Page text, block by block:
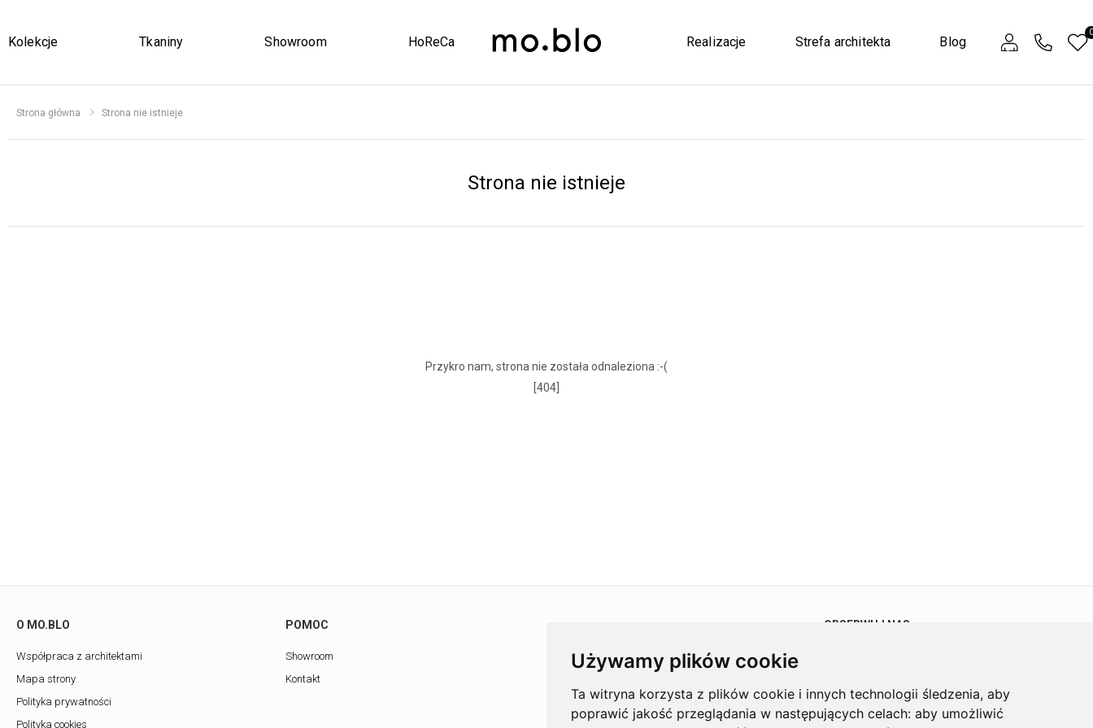
Używamy plików cookie
Ta witryna korzysta z plików cookie i innych technologii śledzenia, aby
poprawić jakość przeglądania w następujących celach: aby umożliwić
Kolekcje Tkaniny Showroom HoReCa Realizacje Strefa architekta Blog
0
Strona główna Strona nie istnieje
Strona nie istnieje
Przykro nam, strona nie została odnaleziona :-(
[404]
O MO.BLO
Współpraca z architektami
Mapa strony
Polityka prywatności
Polityka cookies
POMOC
Showroom
Kontakt
OBSERWUJ NAS